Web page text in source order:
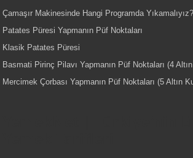
Çamaşır Makinesinde Hangi Programda Yıkamalıyız?
Patates Püresi Yapmanın Püf Noktaları
Klasik Patates Püresi
Basmati Pirinç Pilavı Yapmanın Püf Noktaları (4
Mercimek Çorbası Yapmanın Püf Noktaları (5 Altın